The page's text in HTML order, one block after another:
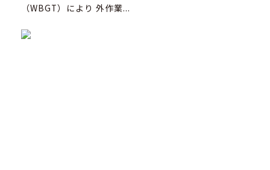
（WBGT）により 外作業...